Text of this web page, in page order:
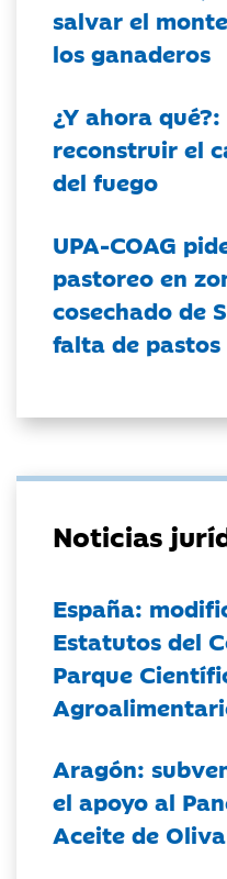
salvar el
los ganaderos
¿Y ahora
reconstruir el
del fuego
UPA-COAG
pastoreo en
cosechado de
falta de pastos
Noticias
España:
Estatutos del
Parque
Aragón:
el apoyo al
Aceite de